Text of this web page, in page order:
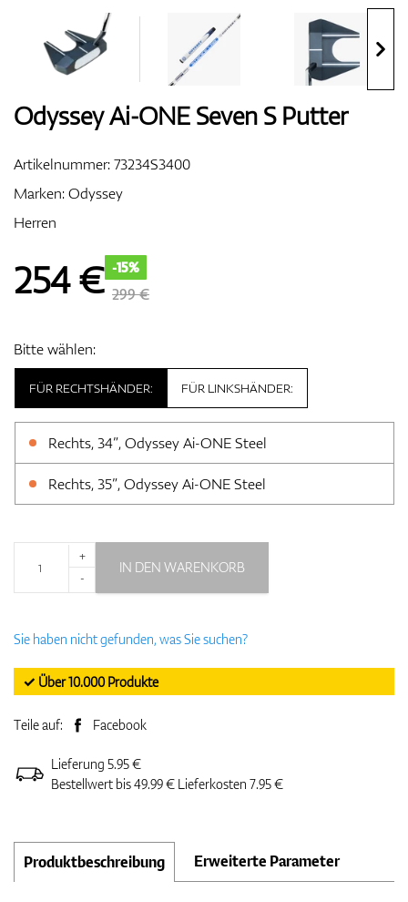
Bags
Odyssey Ai-ONE Seven S Putter
Artikelnummer:73234S3400
Marken:Odyssey
Herren
254€ -15%
299 €
Bitte wählen:
FÜR RECHTSHÄNDER:
Rechts, 34”, Odyssey Ai-ONE Steel
Rechts, 35”, Odyssey Ai-ONE Steel
FÜR LINKSHÄNDER:
+
-
IN DEN WARENKORB
Sie haben nicht gefunden, was Sie suchen?
✓ Über 10.000 Produkte
Teile auf: Facebook
Lieferung 5.95 €
Bestellwert bis 49.99 € Lieferkosten 7.95 €
Produktbeschreibung Erweiterte Parameter